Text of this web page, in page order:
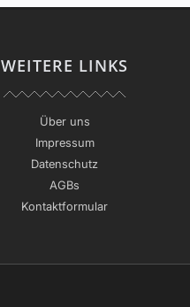
WEITERE LINKS
Über uns
Impressum
Datenschutz
AGBs
Kontaktformular